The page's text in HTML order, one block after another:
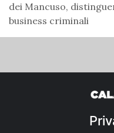
dei Mancuso,
business criminali